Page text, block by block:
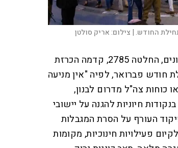
החודש. | צילום:אריק סולטן
להחלטה הרשמית על החזרת התושבים המפונים, החלטה 2785, קדמה הכרזת
חודש פברואר, לפיה "אין מניעה
ב-18 בחודש יצאו כוחות צה"ל מדרום לבנון,
חיוניות להגנה על יישובי
בחודש, הודיע פיקוד העורף על הסרת המגבלות
פעילויות חינוכיות, מקומות